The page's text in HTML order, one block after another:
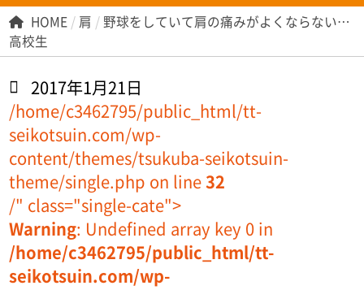
HOME / 肩 / 野球をしていて肩の痛みがよくならない…
高校生
2017年1月21日
/home/c3462795/public_html/tt-
seikotsuin.com/wp-
content/themes/tsukuba-seikotsuin-
theme/single.php on line32
/" class="single-cate">
Warning: Undefined array key 0 in
/home/c3462795/public_html/tt-
seikotsuin.com/wp-